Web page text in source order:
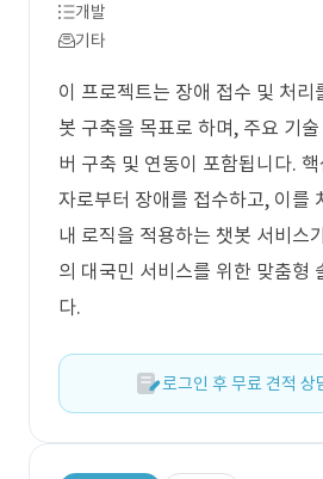
개발
기타
이 프로젝트는 장애 접수 및 처리
봇 구축을 목표로 하며, 주요 기
버 구축 및 연동이 포함됩니다.
자로부터 장애를 접수하고, 이를
내 로직을 적용하는 챗봇 서비스
의 대국민 서비스를 위한 맞춤형
다.
로그인 후 무료 견적 상